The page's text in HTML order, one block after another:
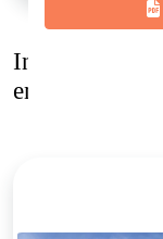
Inmuebles
en envigado –